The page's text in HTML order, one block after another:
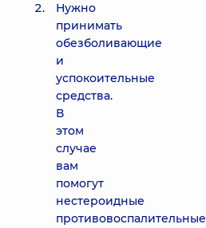
Нужно
принимать
обезболивающие
и
успокоительные
средства.
В
этом
случае
вам
помогут
нестероидные
противовоспалительные